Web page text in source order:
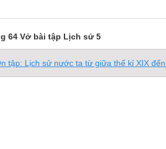
64 Vở bài tập Lịch sử 5
tập: Lịch sử nước ta từ giữa thế kỉ XIX